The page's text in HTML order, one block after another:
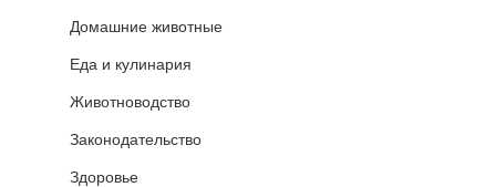
Домашние животные
Еда и кулинария
Животноводство
Законодательство
Здоровье